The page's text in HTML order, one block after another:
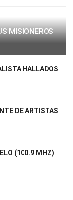
MISIONEROS
HALLADOS
DE ARTISTAS
(100.9 MHZ)